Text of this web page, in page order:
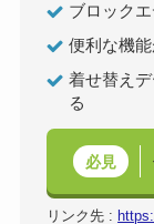
ブロック
便利な機
着せ替え
る
必見
リンク先 :